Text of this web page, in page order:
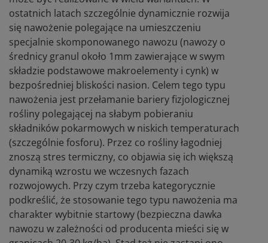
ostatnich latach szczególnie dynamicznie rozwija
się nawożenie polegające na umieszczeniu
specjalnie skomponowanego nawozu (nawozy o
średnicy granul około 1mm zawierające w swym
składzie podstawowe makroelementy i cynk) w
bezpośredniej bliskości nasion. Celem tego typu
nawożenia jest przełamanie bariery fizjologicznej
rośliny polegającej na słabym pobieraniu
składników pokarmowych w niskich temperaturach
(szczególnie fosforu). Przez co rośliny łagodniej
znoszą stres termiczny, co objawia się ich większą
dynamiką wzrostu we wczesnych fazach
rozwojowych. Przy czym trzeba kategorycznie
podkreślić, że stosowanie tego typu nawożenia ma
charakter wybitnie startowy (bezpieczna dawka
nawozu w zależności od producenta mieści się w